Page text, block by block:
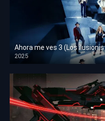
Ahora me ves 3 (Los
2025
HD 1080p